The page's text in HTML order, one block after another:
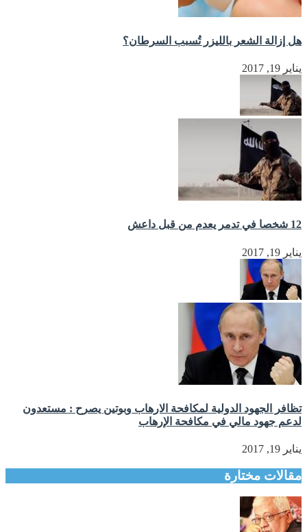
هل إزالة الشعر بالليزر تُسبب السرطان؟
يناير 19, 2017
12 شخصا في تدمر يعدم من قبل داعش
يناير 19, 2017
تظافر الجهود الدولية لمكافحة الارهاب وبوتين يصرح : مستعدون
لدعم جهود مالي في مكافحة الإرهاب
يناير 19, 2017
مقالات مختارة